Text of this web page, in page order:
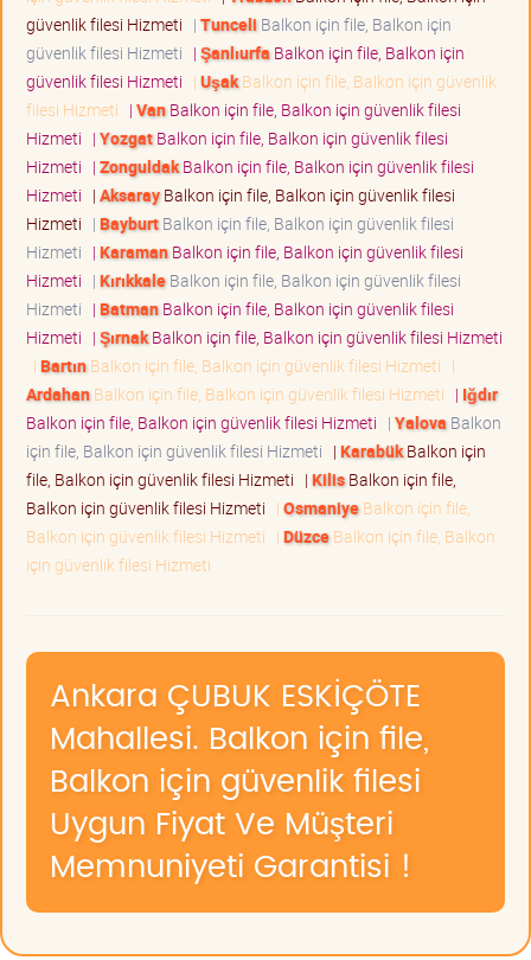
güvenlik filesi Hizmeti | Tunceli Balkon için file, Balkon için
güvenlik filesi Hizmeti | Şanlıurfa Balkon için file, Balkon için
güvenlik filesi Hizmeti | UşakBalkon için file, Balkon için güvenlik
filesi Hizmeti | VanBalkon için file, Balkon için güvenlik filesi
Hizmeti | YozgatBalkon için file, Balkon için güvenlik filesi
Hizmeti | ZonguldakBalkon için file, Balkon için güvenlik filesi
Hizmeti | AksarayBalkon için file, Balkon için güvenlik filesi
Hizmeti | BayburtBalkon için file, Balkon için güvenlik filesi
Hizmeti | KaramanBalkon için file, Balkon için güvenlik filesi
Hizmeti | KırıkkaleBalkon için file, Balkon için güvenlik filesi
Hizmeti | BatmanBalkon için file, Balkon için güvenlik filesi
Hizmeti | ŞırnakBalkon için file, Balkon için güvenlik filesi Hizmeti
| BartınBalkon için file, Balkon için güvenlik filesi Hizmeti |
ArdahanBalkon için file, Balkon için güvenlik filesi Hizmeti | Iğdır
Balkon için file, Balkon için güvenlik filesi Hizmeti | Yalova Balkon
için file, Balkon için güvenlik filesi Hizmeti | KarabükBalkon için
file, Balkon için güvenlik filesi Hizmeti | KilisBalkon için file,
Balkon için güvenlik filesi Hizmeti | OsmaniyeBalkon için file,
Balkon için güvenlik filesi Hizmeti | DüzceBalkon için file, Balkon
için güvenlik filesi Hizmeti
Ankara ÇUBUK ESKİÇÖTE
Mahallesi. Balkon için file,
Balkon için güvenlik filesi
Uygun Fiyat Ve Müşteri
Memnuniyeti Garantisi !